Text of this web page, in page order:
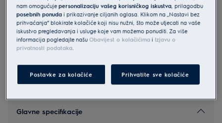
Sigurnosne upute i sigurnosna upozorenja prema EU
regulativi 2023/988 navedeni su u korisničkom priručniku. Za
sigurno korištenje proizvoda pročitajte cijeli korisnički
Glavne specifikacije
nam omogućujepersonalizaciju vašeg korisničkog iskustva, prilagodbu
posebnih ponuda i prikazivanje ciljanih oglasa. Klikom na „Nastavi bez
prihvaćanja” blokirate kolačiće koji nisu nužni, što može utjecati na vaše
iskustvo pregledavanja i usluge koje vam možemo ponuditi. Za više
informacija pogledajte našuObavijest o kolačićima i Izjavu o
privatnosti podataka.
Postavke za kolačiće Prihvatite sve kolačiće